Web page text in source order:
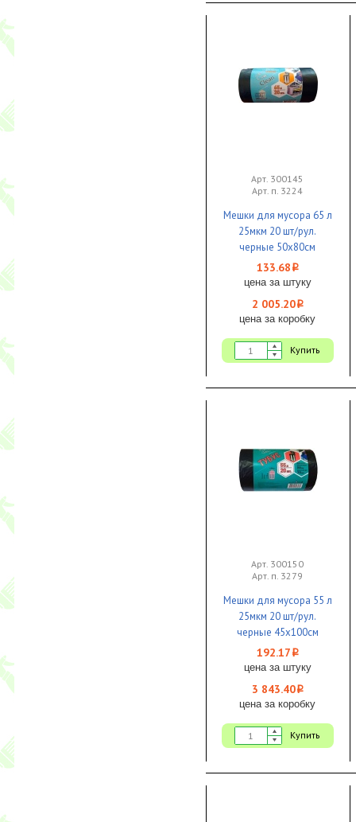
Арт. 300145
Арт. п. 3224
Мешки для мусора 65 л
25мкм 20 шт/рул.
черные 50х80см
EcoClean Tubus 1/15 КБ
133.68 i
цена за штуку
2 005.20i
цена за коробку
Купить
Арт. 300150
Арт. п. 3279
Мешки для мусора 55 л
25мкм 20 шт/рул.
черные 45х100см
EcoClean Tubus 1/20 КБ
192.17 i
цена за штуку
3 843.40i
цена за коробку
Купить